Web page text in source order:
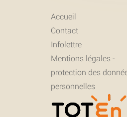
Accueil
Contact
Infolettre
Mentions légales -
protection des
personnelles